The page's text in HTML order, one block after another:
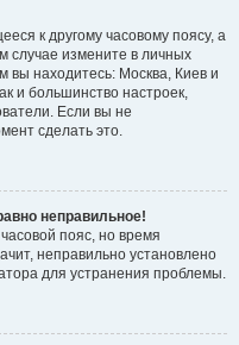
к другому часовому поясу, а
случае измените в личных
вы находитесь: Москва, Киев и
и большинство настроек,
Если вы не
сделать это.
неправильное!
пояс, но время
неправильно установлено
для устранения проблемы.